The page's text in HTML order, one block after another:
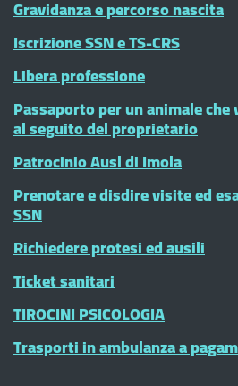
Gravidanza e percorso nascita
Iscrizione SSN e TS-CRS
Libera professione
Passaporto per un animale che
al seguito del proprietario
Patrocinio Ausl di Imola
Prenotare e disdire visite ed
SSN
Richiedere protesi ed ausili
Ticket sanitari
TIROCINI PSICOLOGIA
Trasporti in ambulanza a